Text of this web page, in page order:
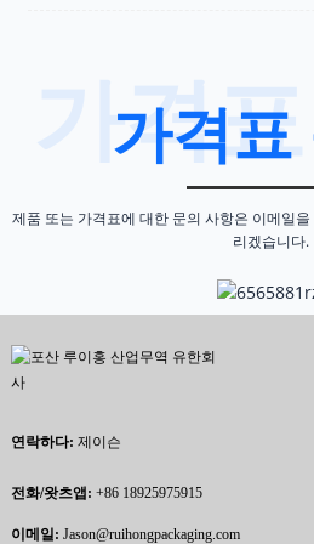
가격표
가격
제품 또는 가격표에 대한 문의 사항은 이메일
리겠습니다.
연락하다: 제이슨
전화/왓츠앱: +86 18925975915
이메일: Jason@ruihongpackaging.com